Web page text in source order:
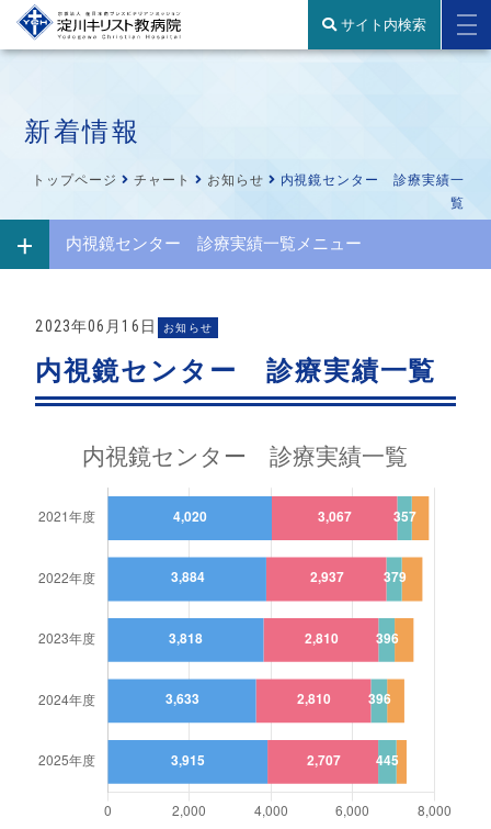
サイト内検索
新着情報
トップページ チャート お知らせ
内視鏡センター 診療実績一
覧
内視鏡センター 診療実績一覧メニュー
2023年06月16日 お知らせ
内視鏡センター 診療実績一覧